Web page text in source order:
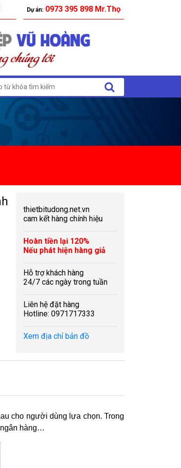
Dự án: 0973 395 898 Mr.Thọ
thietbitudong.net.vn
cam kết hàng chính hiệu
Hoàn tiền lại 120%
Nếu phát hiện hàng giả
Hỗ trợ khách hàng
24/7 các ngày trong tuần
Liên hệ đặt hàng
Hotline: 0971717333
Xem địa chỉ bản đồ
cho người dùng lựa chọn. Trong
ngân hàng…